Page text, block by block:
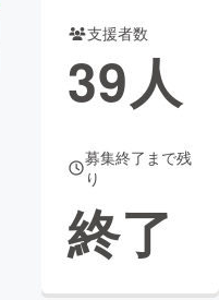
支援者数
39人
募集終了まで残
り
終了